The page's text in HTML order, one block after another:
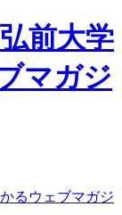
前大学
マガジ